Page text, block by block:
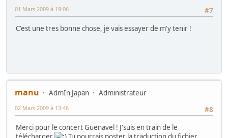
#7
01 Mars 2009 à 19:06
C'est une tres bonne chose, je vais essayer de m'y tenir !
manu AdmIn Japan
Administrateur
#8
02 Mars 2009 à 13:46
Merci pour le concert Guenavel ! J'suis en train de le